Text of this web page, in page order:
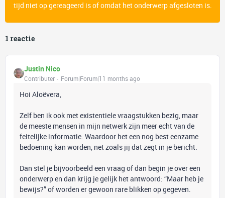
tijd niet op gereageerd is of omdat het onderwerp afgesloten is.
1 reactie
Justin Nico
Contributer Forum|Forum|11 months ago
Hoi Aloëvera,
Zelf ben ik ook met existentiele vraagstukken bezig, maar
de meeste mensen in mijn netwerk zijn meer echt van de
feitelijke informatie. Waardoor het een nog best eenzame
bedoening kan worden, net zoals jij dat zegt in je bericht.
Dan stel je bijvoorbeeld een vraag of dan begin je over een
onderwerp en dan krijg je gelijk het antwoord: “Maar heb je
bewijs?” of worden er gewoon rare blikken op gegeven.